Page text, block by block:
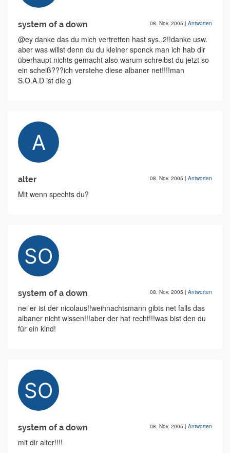
system of a down 08. Nov. 2005 | Antworten
@ey danke das du mich vertretten hast sys..2!!danke usw.
aber was willst denn du du kleiner sponck man ich hab dir
überhaupt nichts gemacht also warum schreibst du jetzt so
ein scheiß???ich verstehe diese albaner net!!!!man
S.O.A.D ist die g
alter 08. Nov. 2005 | Antworten
Mit wenn spechts du?
system of a down 08. Nov. 2005 | Antworten
nei er ist der nicolaus!!weihnachtsmann gibts net falls das
albaner nicht wissen!!!aber der hat recht!!!was bist den du
für ein kind!
system of a down 08. Nov. 2005 | Antworten
mit dir alter!!!!